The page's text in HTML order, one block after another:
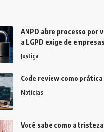
ANPD abre processo por
a LGPD exige de
Justiça
Code review como
Notícias
Você sabe como a